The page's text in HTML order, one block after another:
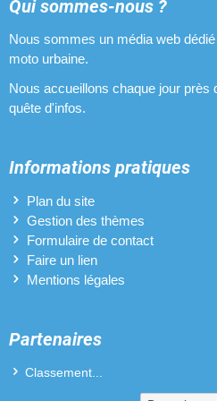
Pneus pour Peugeot Speedfight
Revêtements de poignées pour
Qui sommes-nous ?
Nous sommes un média web
moto urbaine.
Nous accueillons chaque jour près
quête d'infos.
Informations pratiques
Plan du site
Gestion des thèmes
Formulaire de contact
Faire un lien
Mentions légales
Partenaires
Classement...